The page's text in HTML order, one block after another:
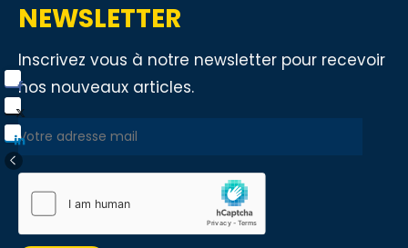
NEWSLETTER
Inscrivez vous à notre newsletter pour recevoir
nos nouveaux articles.